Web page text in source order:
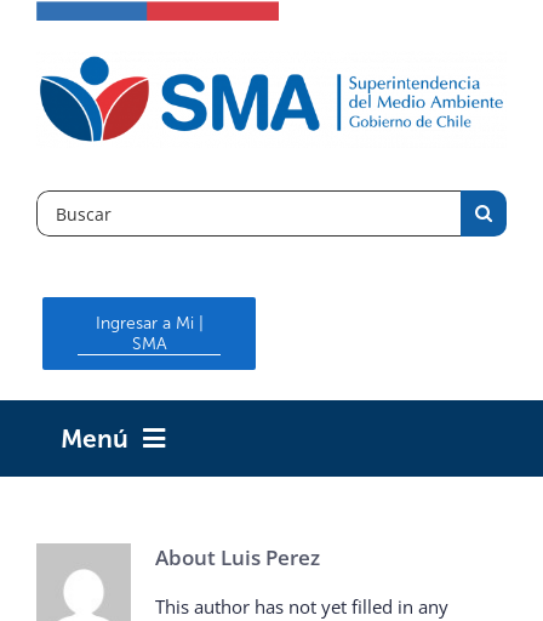
content
Search
for:
Ingresar a Mi |
SMA
Menú
¿QUIÉNES SOMOS?
About Luis Perez
This author has not yet filled in any